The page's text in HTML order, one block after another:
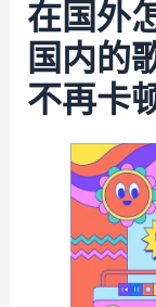
在国外
国内的
不再卡